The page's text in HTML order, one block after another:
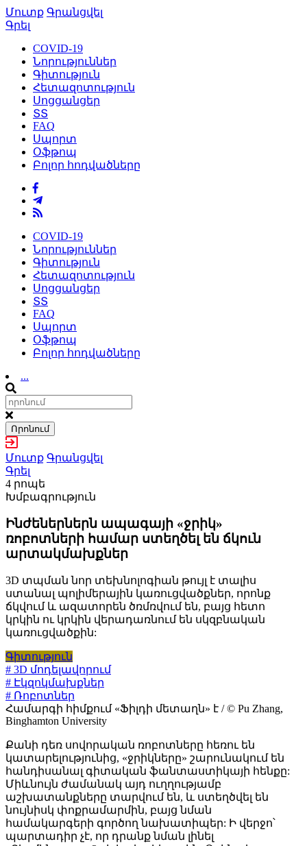
Մուտք Գրանցվել
Գրել
COVID-19
Նորություններ
Գիտություն
Հետազոտություն
Սոցցանցեր
ՏՏ
FAQ
Սպորտ
Օֆթոպ
Բոլոր հոդվածները
COVID-19
Նորություններ
Գիտություն
Հետազոտություն
Սոցցանցեր
ՏՏ
FAQ
Սպորտ
Օֆթոպ
Բոլոր հոդվածները
...
Որոնում
Մուտք Գրանցվել
Գրել
4 րոպե
Խմբագրություն
Ինժեներներն ապագայի «ջրիկ»
ռոբոտների համար ստեղծել են ճկուն
արտակմախքներ
3D տպման նոր տեխնոլոգիան թույլ է տալիս
ստանալ պոլիմերային կառուցվածքներ, որոնք
ճկվում և ազատորեն ծռմռվում են, բայց հետո
կրկին ու կրկին վերադառնում են սկզբնական
կառուցվածքին:
Գիտություն
# 3D մոդելավորում
# Էկզոկմախքներ
# Ռոբոտներ
Համարգի հիմքում «Ֆիլդի մետաղն» է / © Pu Zhang,
Binghamton University
Քանի դեռ սովորական ռոբոտները հեռու են
կատարելությունից, «ջրիկները» շարունակում են
հանդիսանալ գիտական ֆանտաստիկայի հենքը:
Միևնույն ժամանակ այդ ուղղությամբ
աշխատանքները տարվում են, և ստեղծվել են
նույնիսկ փոքրամարմին, բայց նման
համակարգերի գործող նախատիպեր: Ի վերջո՝
պարտադիր չէ, որ դրանք նման լինել